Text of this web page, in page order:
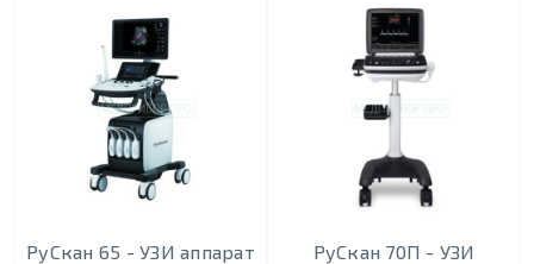
РуСкан 65 - УЗИ аппарат
РуСкан 70П - УЗИ